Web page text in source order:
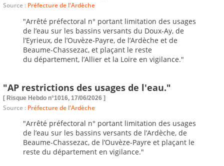
Source : Préfecture de l'Ardèche
"Arrêté préfectoral n° portant limitation des usages
de l’eau sur les bassins versants du Doux-Ay, de
l’Eyrieux, de l’Ouvèze-Payre, de l’Ardèche et de
Beaume-Chassezac, et plaçant le reste
du département, l’Allier et la Loire en vigilance."
"AP restrictions des usages de l'eau."
[ Risque Hebdo n°1016, 17/06/2026 ]
Source : Préfecture de l'Ardèche
"Arrêté préfectoral n° portant limitation des usages
de l’eau sur les bassins versants de l’Ardèche, de
Beaume-Chassezac, de l’Ouvèze-Payre et plaçant le
reste du département en vigilance."